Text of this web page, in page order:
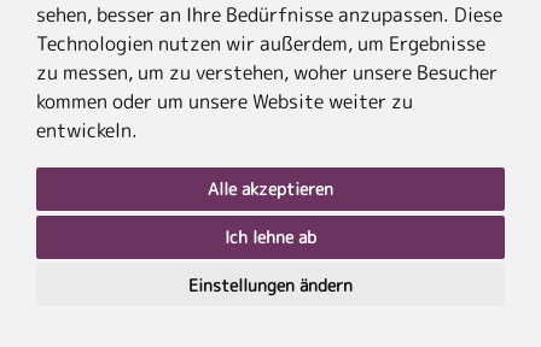
sehen, besser an Ihre Bedürfnisse anzupassen. Diese
Technologien nutzen wir außerdem, um Ergebnisse
zu messen, um zu verstehen, woher unsere Besucher
kommen oder um unsere Website weiter zu
entwickeln.
Alle akzeptieren
Ich lehne ab
Einstellungen ändern